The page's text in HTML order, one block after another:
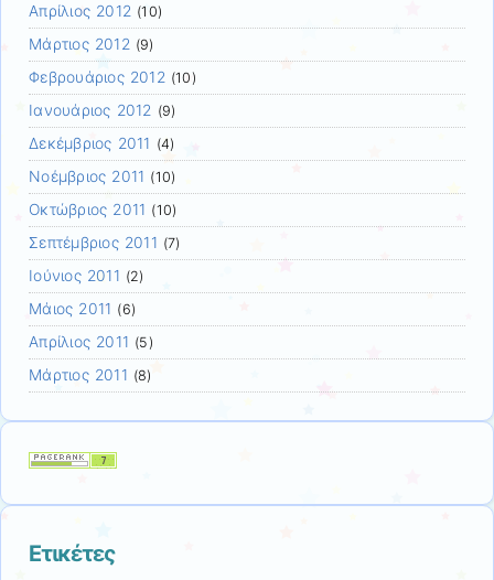
Απρίλιος 2012 (10)
Μάρτιος 2012 (9)
Φεβρουάριος 2012 (10)
Ιανουάριος 2012 (9)
Δεκέμβριος 2011 (4)
Νοέμβριος 2011 (10)
Οκτώβριος 2011 (10)
Σεπτέμβριος 2011 (7)
Ιούνιος 2011 (2)
Μάιος 2011 (6)
Απρίλιος 2011 (5)
Μάρτιος 2011 (8)
Ετικέτες